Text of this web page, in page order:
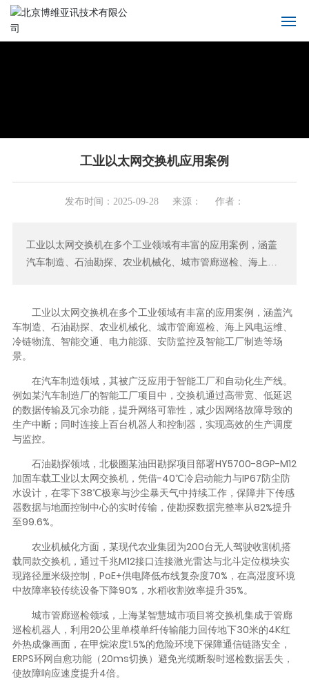
产品中心
服务支持
工业以太网交换机应用案例
发布时间： 2025-09-28 来源： 作者：
工业以太网交换机在多个工业领域有丰富的应用案例，涵盖
汽车制造、石油勘探、农业机械化、城市管廊巡检、海上风
工业以太网交换机在多个工业领域有丰富的应用案例，涵盖汽
车制造、石油勘探、农业机械化、城市管廊巡检、海上风电运维、
冷链物流、智能交通、电力能源、安防监控及智能工厂制造等场
景。
在汽车制造领域，其被广泛应用于智能工厂和自动化生产线。
例如某汽车制造厂的智能工厂项目中，交换机通过高带宽、低延迟
的数据传输及冗余功能，提升网络可靠性，减少因网络故障导致的
生产中断；同时连接上百台机器人和控制器，实现高效的生产调度
与监控。
石油勘探领域，北极圈某油田勘探项目部署HY5700-8GP-M12
加固车载工业以太网交换机，凭借-40℃冷启动能力与IP67防尘防
水设计，在零下38℃极寒与沙尘暴天气中持续工作，保障井下传感
器数据与地面控制中心的实时传输，使勘探数据完整率从82%提升
至99.6%。
农业机械化方面，某现代农业集团为200台无人驾驶收割机搭
载同款交换机，通过千兆M12接口连接激光雷达与北斗定位模块实
现路径厘米级控制，PoE+供电降低布线复杂度70%，在高湿度环境
中故障率较传统设备下降90%，水稻收割效率提升35%。
城市管廊巡检领域，上海某智慧城市项目将交换机集成于管廊
巡检机器人，利用20公里单模单纤传输能力回传地下30米的4K红
外热成像画面，在甲烷浓度1.5%的危险环境下保障通信链路安全，
ERPS环网自愈功能（20ms切换）避免光缆断裂时巡检数据丢失，
使故障响应速度提升4倍。